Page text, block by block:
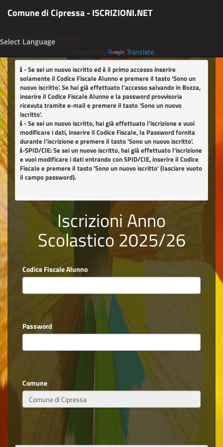
Comune di Cipressa - ISCRIZIONI.NET
Translate
- Se sei un nuovo iscritto ed è il primo accesso inserire
solamente il Codice Fiscale Alunno e premere il tasto'Sono un
nuovo iscritto'. Se hai già effettuato l'accesso salvando in Bozza,
inserire il Codice Fiscale Alunno e la password provvisoria
ricevuta tramite e-mail e premere il tasto'Sono un nuovo
iscritto'.
- Se sei un nuovo iscritto, hai già effettuato l'iscrizione e vuoi
modificare i dati, inserire il Codice Fiscale, la Password fornita
durante l'iscrizione e premere il tasto'Sono un nuovo iscritto'.
-SPID/CIE: Se sei un nuovo iscritto, hai già effettuato l'iscrizione
e vuoi modificare i dati entrando con SPID/CIE, inserire il Codice
Fiscale e premere il tasto'Sono un nuovo iscritto'(lasciare vuoto
il campo password).
Iscrizioni Anno
Scolastico 2025/26
Codice Fiscale Alunno
Password
Comune